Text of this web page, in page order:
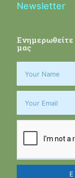
Newsletter
Ενημερωθείτε
μας